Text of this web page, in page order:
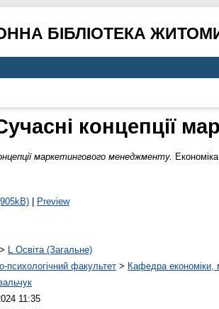
БІБЛІОТЕКА
концепції
маркетингового менеджменту.
| Preview
L Освіта (Загальне)
психологічний факультет > Кафедра економіки,
11:35